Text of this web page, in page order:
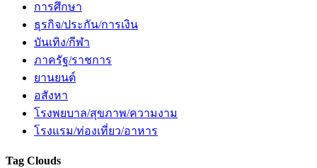
การศึกษา
ธุรกิจ/ประกัน/การเงิน
บันเทิง/กีฬา
ภาครัฐ/ราชการ
ยานยนต์
อสังหา
โรงพยบาล/สุขภาพ/ความงาม
โรงแรม/ท่องเที่ยว/อาหาร
Tag Clouds